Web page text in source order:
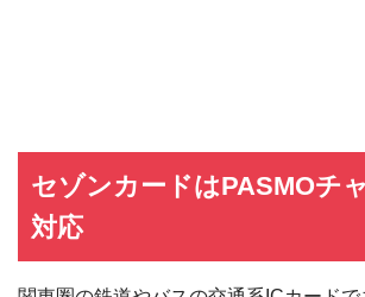
セゾンカードはPASMOチ
対応